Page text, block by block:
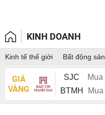
KINH DOANH
Kinh tế thế giới Bất động sản
GIÁ
VÀNG
SJC Mua
BTMH Mua